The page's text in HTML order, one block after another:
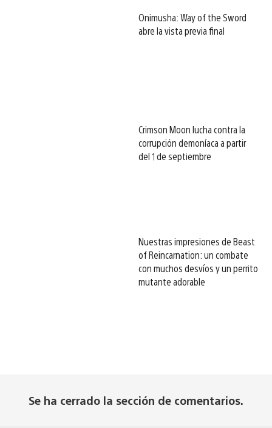
Onimusha: Way of the Sword
abre la vista previa final
Crimson Moon lucha contra la
corrupción demoníaca a partir
del 1 de septiembre
Nuestras impresiones de Beast
of Reincarnation: un combate
con muchos desvíos y un perrito
mutante adorable
Se ha cerrado la sección de comentarios.